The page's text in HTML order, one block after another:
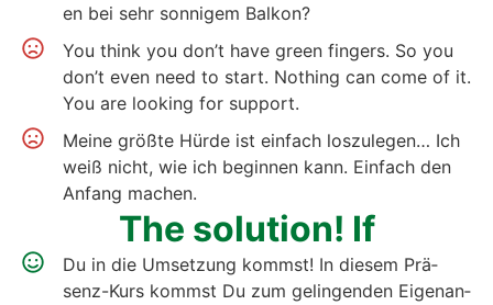
en bei sehr son­ni­gem Bal­kon?
You think you don’t have green fin­gers. So you
don’t even need to start. Not­hing can come of it.
You are loo­king for sup­port.
Mei­ne größ­te Hür­de ist ein­fach los­zu­le­gen… Ich
weiß nicht, wie ich begin­nen kann. Ein­fach den
Anfang machen.
The solu­ti­on! If
Du in die Umset­zung kommst! In die­sem Prä­
senz-Kurs kommst Du zum gelin­gen­den Eigen­an­